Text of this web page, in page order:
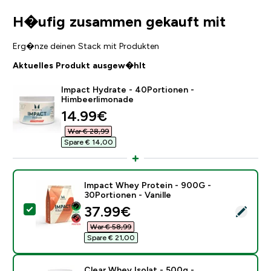
H�ufig zusammen gekauft mit
Erg�nze deinen Stack mit Produkten
Aktuelles Produkt ausgew�hlt
Impact Hydrate - 40Portionen -
Himbeerlimonade
discounted price
14.99€‎
War € 28,99‎
Spare € 14,00‎
Dieses Produkt ausw�hlen - Impact Whey Protein -
Impact Whey Protein - 900G -
30Portionen - Vanille
discounted price
37.99€‎
War € 58,99‎
Spare € 21,00‎